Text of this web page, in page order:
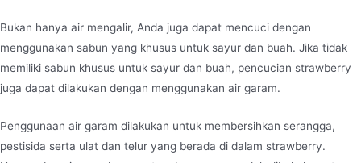
Bukan hanya air mengalir, Anda juga dapat mencuci dengan
menggunakan sabun yang khusus untuk sayur dan buah. Jika tidak
memiliki sabun khusus untuk sayur dan buah, pencucian strawberry
juga dapat dilakukan dengan menggunakan air garam.
Penggunaan air garam dilakukan untuk membersihkan serangga,
pestisida serta ulat dan telur yang berada di dalam strawberry.